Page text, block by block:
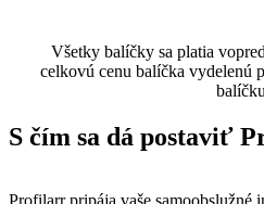
Všetky balíčky sa platia
celkovú cenu balíčka vydelenú
S čím sa dá postaviť
Profilarr pripája vaše samoobslužné